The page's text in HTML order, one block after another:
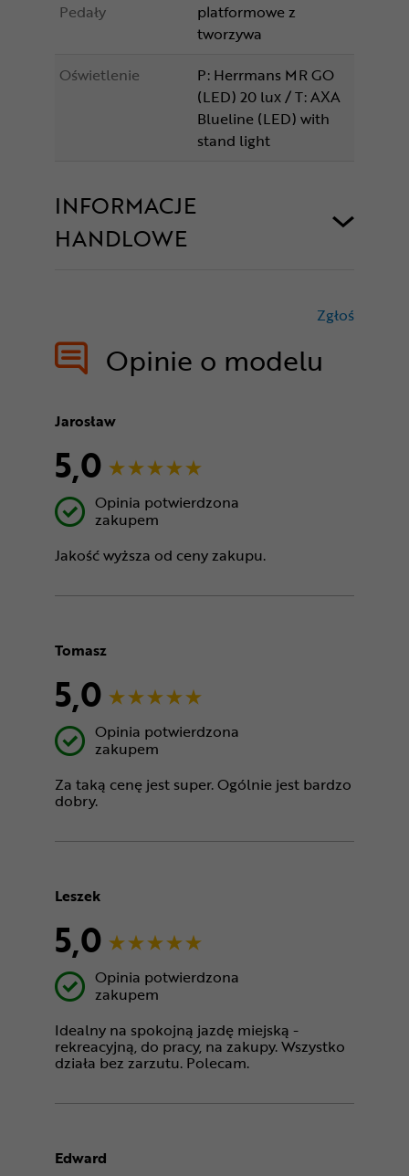
Pedały
platformowe z
tworzywa
Oświetlenie
P: Herrmans MR GO
(LED) 20 lux / T: AXA
Blueline (LED) with
stand light
INFORMACJE
HANDLOWE
Opinie o modelu
Zgłoś
Jarosław
5,0
Opinia potwierdzona
zakupem
Jakość wyższa od ceny zakupu.
Tomasz
5,0
Opinia potwierdzona
zakupem
Za taką cenę jest super. Ogólnie jest bardzo
dobry.
Leszek
5,0
Opinia potwierdzona
zakupem
Idealny na spokojną jazdę miejską -
rekreacyjną, do pracy, na zakupy. Wszystko
działa bez zarzutu. Polecam.
Edward